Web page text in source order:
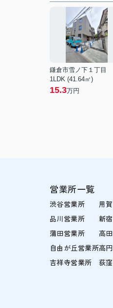
鎌倉市雪ノ下１丁目
1LDK (41.64㎡)
15.3万円
営業所一覧
渋谷営業所
品川営業所
蒲田営業所
自由が丘営業所
吉祥寺営業所
用
新
高
高
荻